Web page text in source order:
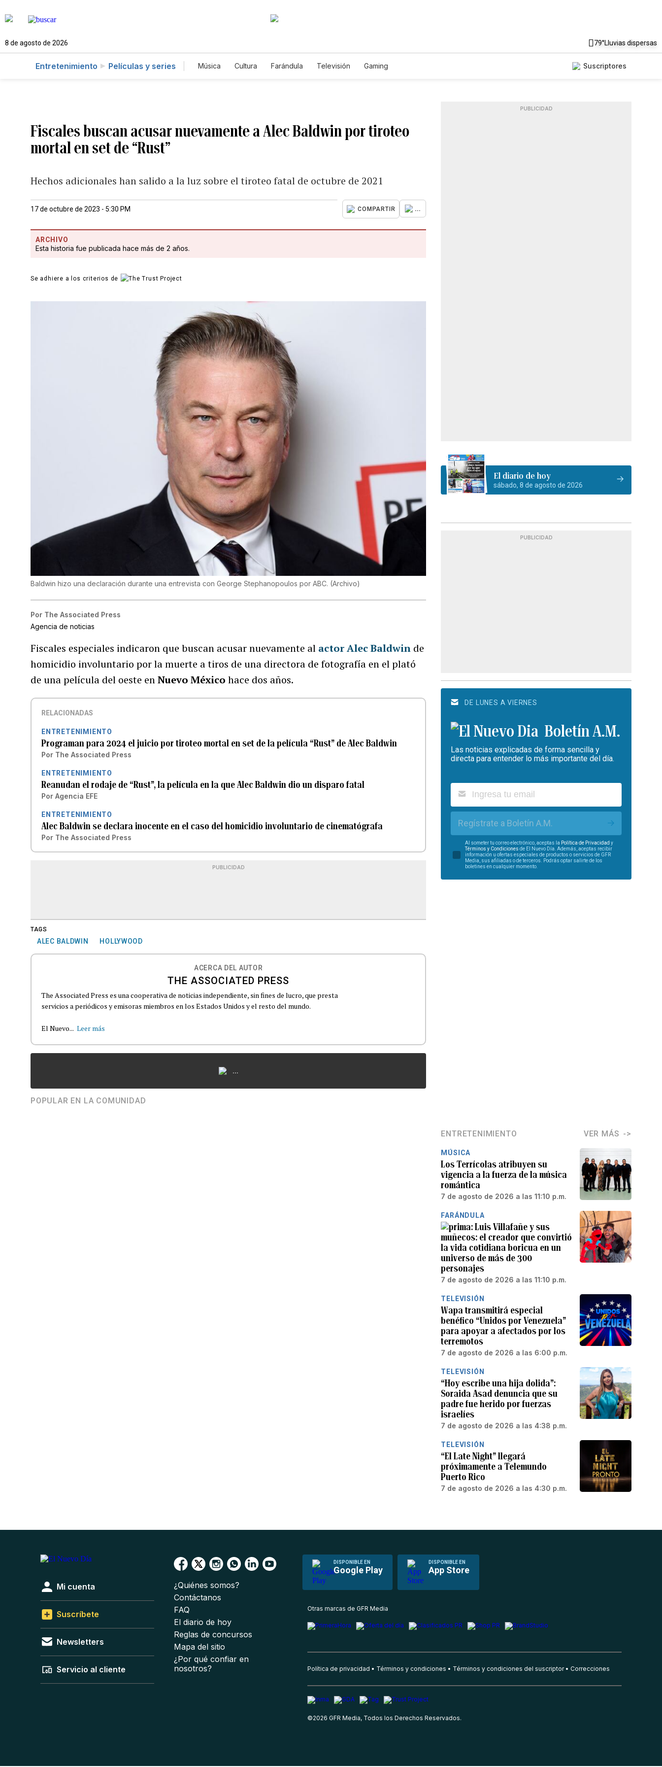
8 de agosto de 2026 79°Lluvias dispersas
Entretenimiento Películas y series Música Cultura Farándula Televisión Gaming Suscriptores
Fiscales buscan acusar nuevamente a Alec Baldwin por tiroteo
mortal en set de “Rust”
Hechos adicionales han salido a la luz sobre el tiroteo fatal de octubre de 2021
17 de octubre de 2023 - 5:30 PM COMPARTIR ...
ARCHIVO
Esta historia fue publicada hace más de 2 años.
Se adhiere a los criterios de
Baldwin hizo una declaración durante una entrevista con George Stephanopoulos por ABC. (Archivo)
Por The Associated Press
Agencia de noticias
Fiscales especiales indicaron que buscan acusar nuevamente al actor Alec Baldwin de
homicidio involuntario por la muerte a tiros de una directora de fotografía en el plató
de una película del oeste enNuevo Méxicohace dos años.
RELACIONADAS
ENTRETENIMIENTO
Programan para 2024 el juicio por tiroteo mortal en set de la película “Rust” de Alec Baldwin
Por The Associated Press
ENTRETENIMIENTO
Reanudan el rodaje de “Rust”, la película en la que Alec Baldwin dio un disparo fatal
Por Agencia EFE
ENTRETENIMIENTO
Alec Baldwin se declara inocente en el caso del homicidio involuntario de cinematógrafa
Por The Associated Press
PUBLICIDAD
TAGS
ALEC BALDWIN HOLLYWOOD
ACERCA DEL AUTOR
THE ASSOCIATED PRESS
The Associated Press es una cooperativa de noticias independiente, sin fines de lucro, que presta
servicios a periódicos y emisoras miembros en los Estados Unidos y el resto del mundo.
El Nuevo... Leer más
...
POPULAR EN LA COMUNIDAD
PUBLICIDAD
El diario de hoy
sábado, 8 de agosto de 2026
PUBLICIDAD
DE LUNES A VIERNES
Boletín A.M.
Las noticias explicadas de forma sencilla y
directa para entender lo más importante del día.
Regístrate a Boletín A.M.
Al someter tu correo electrónico, aceptas la Política de Privacidad y
Términos y Condiciones de El Nuevo Día. Además, aceptas recibir
información u ofertas especiales de productos o servicios de GFR
Media, sus afiliadas o de terceros. Podrás optar salirte de los
boletines en cualquier momento.
ENTRETENIMIENTO VER MÁS
MÚSICA
Los Terrícolas atribuyen su
vigencia a la fuerza de la música
romántica
7 de agosto de 2026 a las 11:10 p.m.
FARÁNDULA
Luis Villafañe y sus
muñecos: el creador que convirtió
la vida cotidiana boricua en un
universo de más de 300
personajes
7 de agosto de 2026 a las 11:10 p.m.
TELEVISIÓN
Wapa transmitirá especial
benéfico “Unidos por Venezuela”
para apoyar a afectados por los
terremotos
7 de agosto de 2026 a las 6:00 p.m.
TELEVISIÓN
“Hoy escribe una hija dolida”:
Soraida Asad denuncia que su
padre fue herido por fuerzas
israelíes
7 de agosto de 2026 a las 4:38 p.m.
TELEVISIÓN
“El Late Night” llegará
próximamente a Telemundo
Puerto Rico
7 de agosto de 2026 a las 4:30 p.m.
DISPONIBLE EN
Google Play
DISPONIBLE EN
App Store
Mi cuenta
Suscríbete
Newsletters
Servicio al cliente
¿Quiénes somos?
Contáctanos
FAQ
El diario de hoy
Reglas de concursos
Mapa del sitio
¿Por qué confiar en
nosotros?
Otras marcas de GFR Media
Política de privacidad Términos y condiciones Términos y condiciones del suscriptor Correcciones
©2026 GFR Media, Todos los Derechos Reservados.